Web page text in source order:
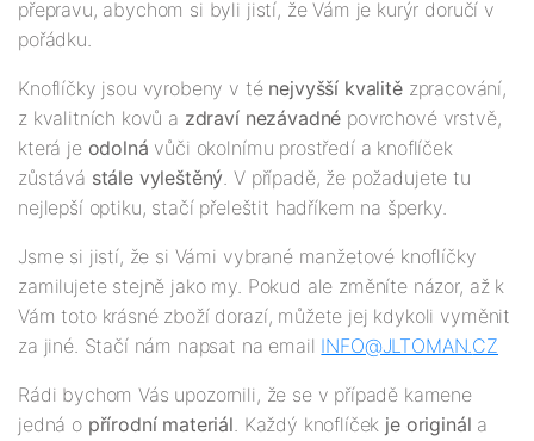
přepravu, abychom si byli jistí, že Vám je kurýr doručí v
pořádku.
Knoflíčky jsou vyrobeny v té nejvyšší kvalitězpracování,
z kvalitních kovů a zdraví nezávadné povrchové vrstvě,
která je odolná vůči okolnímu prostředí a knoflíček
zůstává stále vyleštěný. V případě, že požadujete tu
nejlepší optiku, stačí přeleštit hadříkem na šperky.
Jsme si jistí, že si Vámi vybrané manžetové knoflíčky
zamilujete stejně jako my. Pokud ale změníte názor, až k
Vám toto krásné zboží dorazí, můžete jej kdykoli vyměnit
za jiné. Stačí nám napsat na email INFO@JLTOMAN.CZ
Rádi bychom Vás upozornili, že se v případě kamene
jedná o přírodní materiál. Každý knoflíček je originál a